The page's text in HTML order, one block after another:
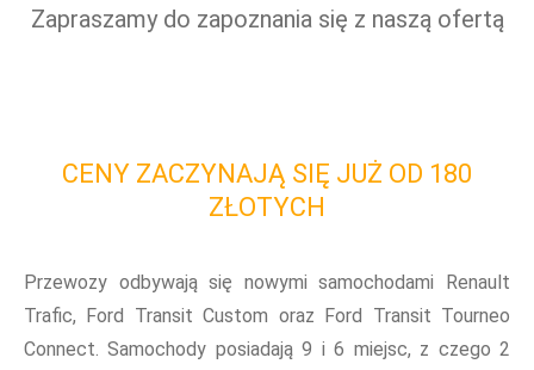
Zapraszamy do zapoznania się z naszą ofertą
CENY ZACZYNAJĄ SIĘ JUŻ OD 180
ZŁOTYCH
Przewozy odbywają się nowymi samochodami Renault
Trafic, Ford Transit Custom oraz Ford Transit Tourneo
Connect. Samochody posiadają 9 i 6 miejsc, z czego 2